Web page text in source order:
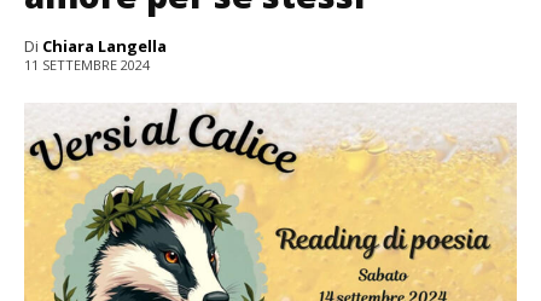
Di Chiara Langella
11 SETTEMBRE 2024